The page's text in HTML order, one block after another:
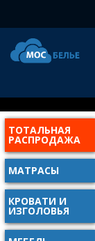
ТОТАЛЬНАЯ
РАСПРОДАЖА
МАТРАСЫ
КРОВАТИ И
ИЗГОЛОВЬЯ